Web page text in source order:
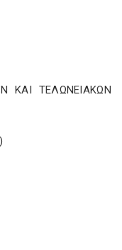
ΚΑΙ ΤΕΛΩΝΕΙΑΚΩΝ